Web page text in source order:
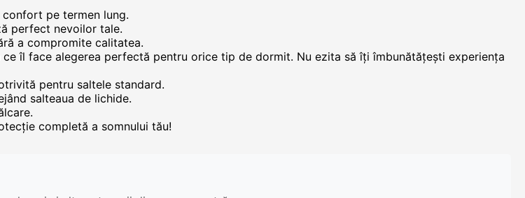
pe termen lung.
perfect nevoilor tale.
a compromite calitatea.
îl face alegerea perfectă pentru orice tip de dormit. Nu ezita să îți îmbunătățești experiența
pentru saltele standard.
salteaua de lichide.
completă a somnului tău!